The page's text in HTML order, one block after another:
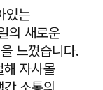
있는
의 새로운
느꼈습니다.
해 자사몰